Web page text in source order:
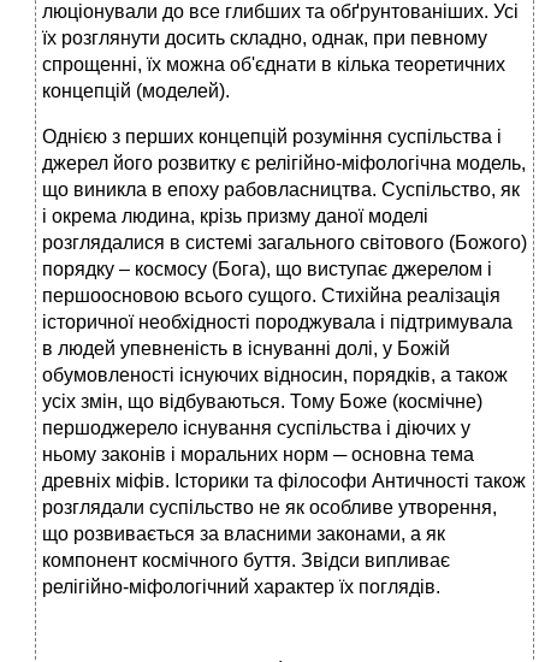
люціонували до все глибших та обґрунтованіших. Усі
їх розглянути досить складно, однак, при певному
спрощенні, їх можна об'єднати в кілька теоретичних
концепцій (моделей).
Однією з перших концепцій розуміння суспільства і
джерел його розвитку є релігійно-міфологічна модель,
що виникла в епоху рабовласництва. Суспільство, як
і окрема людина, крізь призму даної моделі
розглядалися в системі загального світового (Божого)
порядку – космосу (Бога), що виступає джерелом і
першоосновою всього сущого. Стихійна реалізація
історичної необхідності породжувала і підтримувала
в людей упевненість в існуванні долі, у Божій
обумовленості існуючих відносин, порядків, а також
усіх змін, що відбуваються. Тому Боже (космічне)
першоджерело існування суспільства і діючих у
ньому законів і моральних норм ─ основна тема
древніх міфів. Історики та філософи Античності також
розглядали суспільство не як особливе утворення,
що розвивається за власними законами, а як
компонент космічного буття. Звідси випливає
релігійно-міфологічний характер їх поглядів.